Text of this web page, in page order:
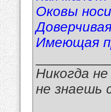
Оковы
Имеющая
Никогда
не знаешь